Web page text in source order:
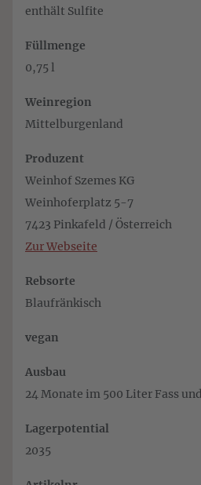
enthält Sulfite
Füllmenge
0,75 l
Weinregion
Mittelburgenland
Produzent
Weinhof Szemes KG
Weinhoferplatz 5-7
7423 Pinkafeld / Österreich
Zur Webseite
Rebsorte
Blaufränkisch
vegan
Ausbau
24 Monate im 500 Liter Fass
Lagerpotential
2035